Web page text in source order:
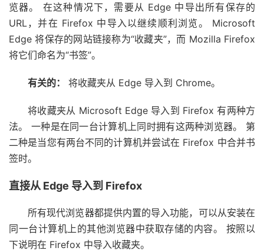
览器。 在这种情况下，需要从 Edge 中导出所有保存的
URL，并在 Firefox 中导入以继续顺利浏览。 Microsoft
Edge 将保存的网站链接称为“收藏夹”，而 Mozilla Firefox
将它们命名为“书签”。
有关的： 将收藏夹从 Edge 导入到 Chrome。
将收藏夹从 Microsoft Edge 导入到 Firefox 有两种方
法。 一种是在同一台计算机上同时拥有这两种浏览器。 第
二种是当您有两台不同的计算机并尝试在 Firefox 中合并书
签时。
直接从 Edge 导入到 Firefox
所有现代浏览器都提供内置的导入功能，可以从安装在
同一台计算机上的其他浏览器中获取存储的内容。 按照以
下说明在 Firefox 中导入收藏夹。